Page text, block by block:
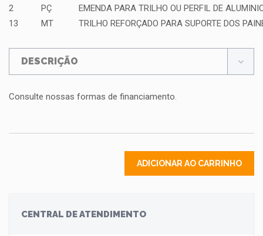
2
PÇ
EMENDA PARA TRILHO OU PERFIL DE
13
MT TRILHO REFORÇADO PARA SUPORTE DOS
DESCRIÇÃO
Consulte nossas formas de financiamento.
ADICIONAR AO CARRINHO
CENTRAL DE ATENDIMENTO